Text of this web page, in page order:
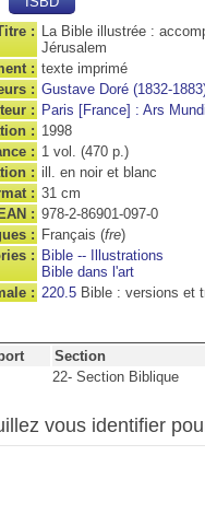
: La Bible illustrée :
Jérusalem
: texte imprimé
: Gustave Doré (1832-
: Paris [France] : Ars Mundi
: 1998
: 1 vol. (470 p.)
: ill. en noir et blanc
: 31 cm
: 978-2-86901-097-0
: Français (fre)
: Bible -- Illustrations
Bible dans l'art
: 220.5 Bible : versions et
Section
22- Section Biblique
vous identifier